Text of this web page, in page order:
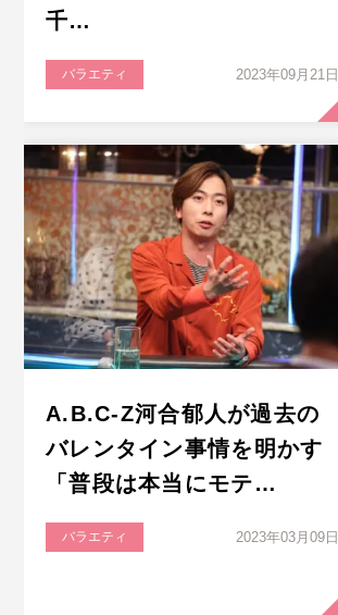
千…
バラエティ 2023年09月21日
A.B.C-Z河合郁人が過去の
バレンタイン事情を明かす
「普段は本当にモテ…
バラエティ 2023年03月09日